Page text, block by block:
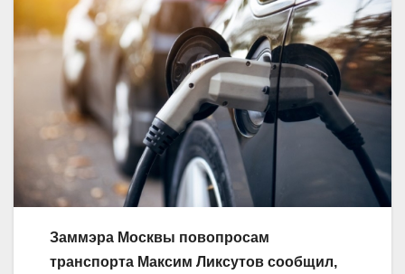
Заммэра Москвы повопросам
транспорта Максим Ликсутов сообщил,